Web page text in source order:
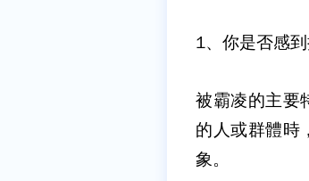
1、你是否感
被霸凌的主要
的人或群體時
象。